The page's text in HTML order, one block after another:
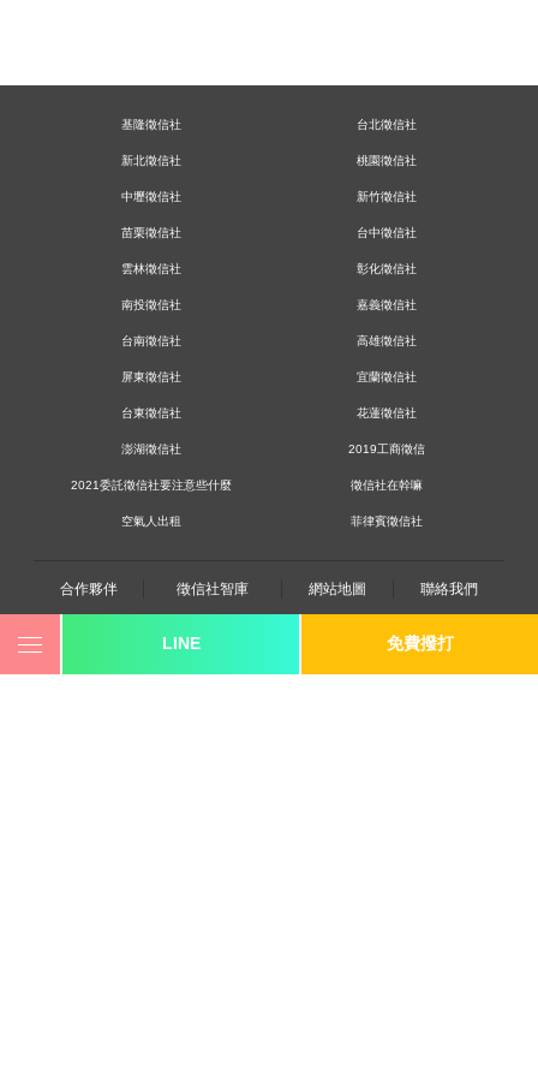
LINE 免費撥打
基隆徵信社 台北徵信社
新北徵信社 桃園徵信社
中壢徵信社 新竹徵信社
苗栗徵信社 台中徵信社
雲林徵信社 彰化徵信社
南投徵信社 嘉義徵信社
台南徵信社 高雄徵信社
屏東徵信社 宜蘭徵信社
台東徵信社 花蓮徵信社
澎湖徵信社 2019工商徵信
2021委託徵信社要注意些什麼 徵信社在幹嘛
空氣人出租 菲律賓徵信社
合作夥伴 徵信社智庫 網站地圖 聯絡我們
0800-250-555 revote990109@gmail.com
youtube twitter facebook line